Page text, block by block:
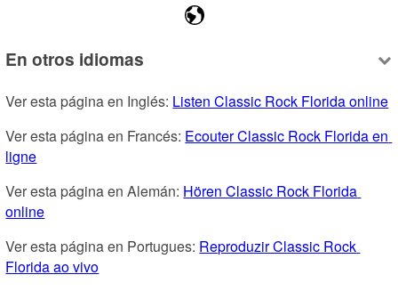
En otros idiomas
Ver esta página en Inglés: Listen Classic Rock Florida online
Ver esta página en Francés: Ecouter Classic Rock Florida en
ligne
Ver esta página en Alemán: Hören Classic Rock Florida
online
Ver esta página en Portugues: Reproduzir Classic Rock
Florida ao vivo